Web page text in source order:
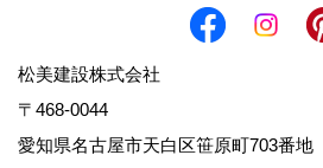
松美建設株式会社
〒468-0044
愛知県名古屋市天白区笹原町703番地